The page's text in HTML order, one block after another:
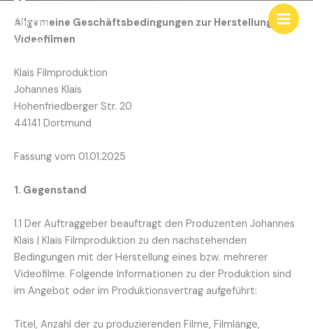
springen
Allgemeine Geschäftsbedingungen zur Herstellung von
Videofilmen
Klais Filmproduktion
Johannes Klais
Hohenfriedberger Str. 20
44141 Dortmund
Fassung vom 01.01.2025
1. Gegenstand
1.1 Der Auftraggeber beauftragt den Produzenten Johannes
Klais | Klais Filmproduktion zu den nachstehenden
Bedingungen mit der Herstellung eines bzw. mehrerer
Videofilme. Folgende Informationen zu der Produktion sind
im Angebot oder im Produktionsvertrag aufgeführt:
Titel, Anzahl der zu produzierenden Filme, Filmlänge,